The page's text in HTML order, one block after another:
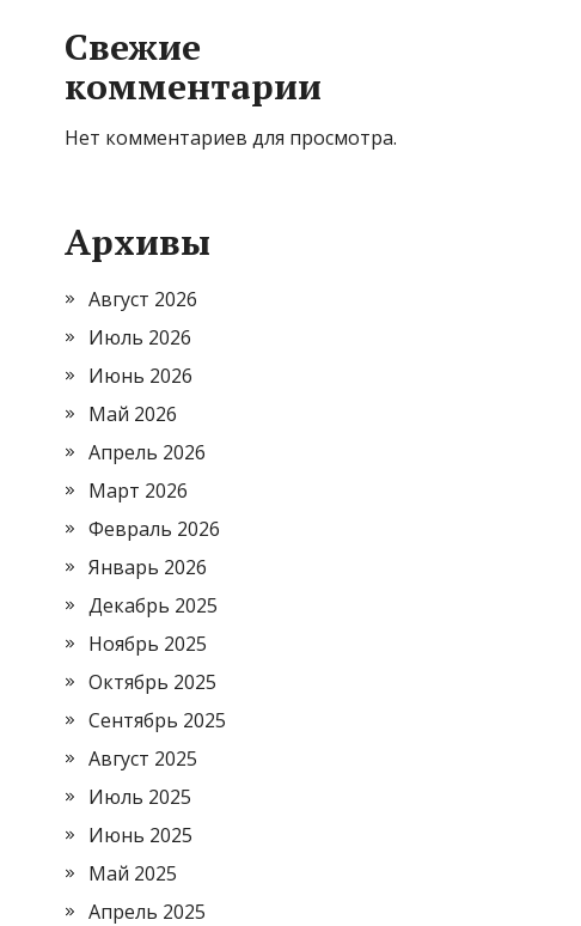
Свежие
комментарии
Нет комментариев для просмотра.
Архивы
Август 2026
Июль 2026
Июнь 2026
Май 2026
Апрель 2026
Март 2026
Февраль 2026
Январь 2026
Декабрь 2025
Ноябрь 2025
Октябрь 2025
Сентябрь 2025
Август 2025
Июль 2025
Июнь 2025
Май 2025
Апрель 2025